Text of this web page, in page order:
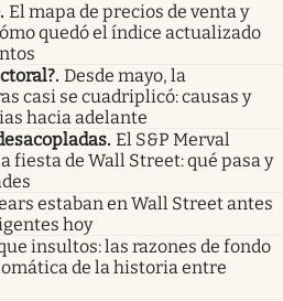
. El mapa de precios de venta y
quedó el índice actualizado
. Desde mayo, la
casi se cuadriplicó: causas y
hacia adelante
. El S&P Merval
fiesta de Wall Street: qué pasa y
estaban en Wall Street antes
hoy
insultos: las razones de fondo
de la historia entre